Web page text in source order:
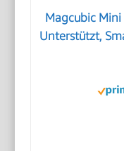
Magcubic Mini
Unterstützt,